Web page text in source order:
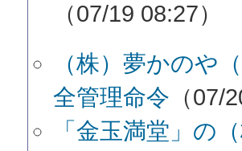
（07/19 08:27）
（株）夢かのや
全管理命令 （07/
「金玉満堂」の